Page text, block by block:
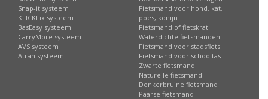
Snap-it systeem
KLICKFix systeem
BasEasy systeem
CarryMore systeem
AVS systeem
Atran systeem
Fietsmand voor hond, kat,
poes, konijn
Fietsmand of fietskrat
Waterdichte fietsmanden
Fietsmand voor stadsfiets
Fietsmand voor schooltas
Zwarte fietsmand
Naturelle fietsmand
Donkerbruine fietsmand
Paarse fietsmand